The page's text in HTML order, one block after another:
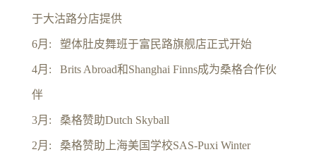
于大沽路分店提供
6月: 塑体肚皮舞班于富民路旗舰店正式开始
4月: Brits Abroad和Shanghai Finns成为桑格合作伙
伴
3月: 桑格赞助Dutch Skyball
2月: 桑格赞助上海美国学校SAS-Puxi Winter